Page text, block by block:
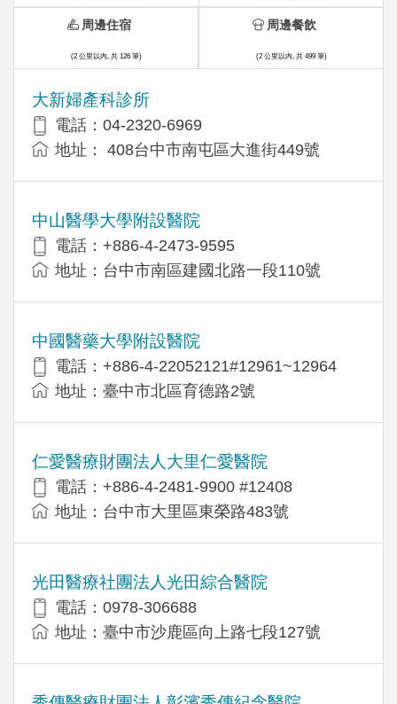
大新婦產科診所
電話：04-2320-6969
地址： 408台中市南屯區大進街449號
中山醫學大學附設醫院
電話：+886-4-2473-9595
地址：台中市南區建國北路一段110號
中國醫藥大學附設醫院
電話：+886-4-22052121#12961~12964
地址：臺中市北區育德路2號
仁愛醫療財團法人大里仁愛醫院
電話：+886-4-2481-9900 #12408
地址：台中市大里區東榮路483號
光田醫療社團法人光田綜合醫院
電話：0978-306688
地址：臺中市沙鹿區向上路七段127號
周邊住宿
(2 公里以內, 共 126 筆)
周邊餐飲
(2 公里以內, 共 499 筆)